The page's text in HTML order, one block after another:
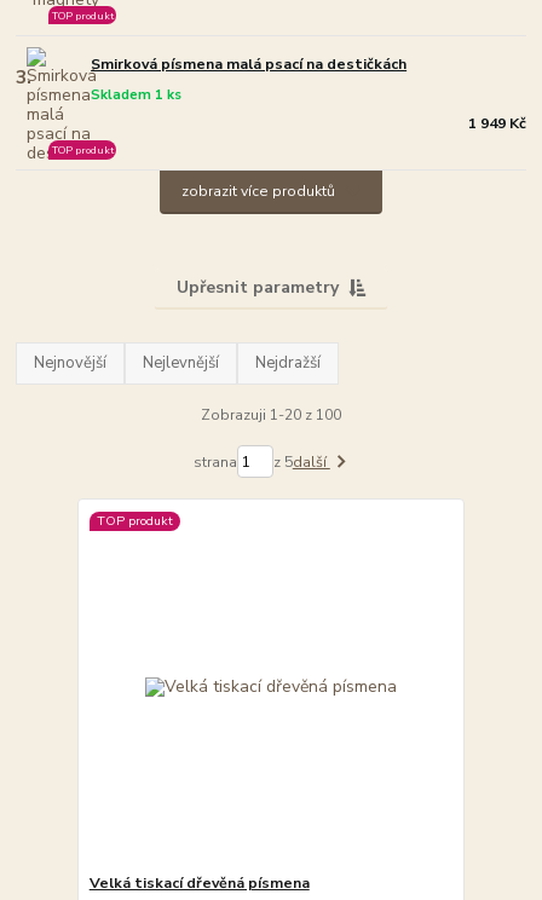
TOP produkt
3. Smirková písmena malá psací na destičkách
Skladem 1 ks
TOP produkt
1 949 Kč
zobrazit více produktů
Upřesnit parametry
Nejnovější Nejlevnější Nejdražší
Zobrazuji 1-20 z 100
strana z 5další
TOP produkt
Velká tiskací dřevěná písmena